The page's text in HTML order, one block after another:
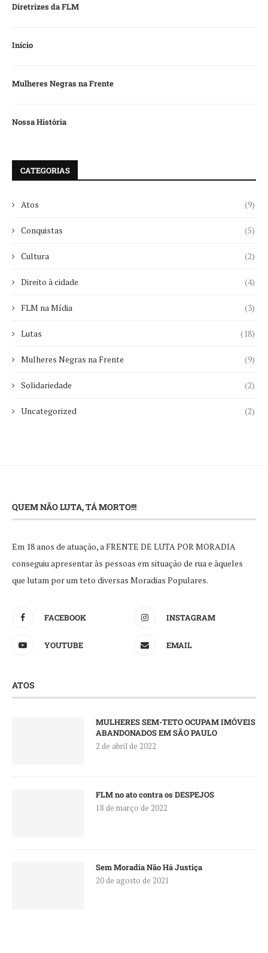
Diretrizes da FLM
Início
Mulheres Negras na Frente
Nossa História
CATEGORIAS
Atos (9)
Conquistas (5)
Cultura (2)
Direito à cidade (4)
FLM na Mídia (3)
Lutas (18)
Mulheres Negras na Frente (9)
Solidariedade (2)
Uncategorized (2)
QUEM NÃO LUTA, TÁ MORTO!!!
Em 18 anos de atuação, a FRENTE DE LUTA POR MORADIA
conseguiu apresentar às pessoas em situação de rua e àqueles
que lutam por um teto diversas Moradias Populares.
FACEBOOK INSTAGRAM
YOUTUBE EMAIL
ATOS
MULHERES SEM-TETO OCUPAM IMÓVEIS
ABANDONADOS EM SÃO PAULO
2 de abril de 2022
FLM no ato contra os DESPEJOS
18 de março de 2022
Sem Moradia Não Há Justiça
20 de agosto de 2021